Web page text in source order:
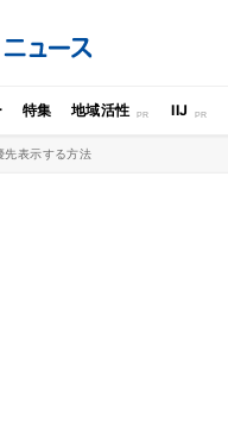
特集 地域活性 IIJ
先表示する方法